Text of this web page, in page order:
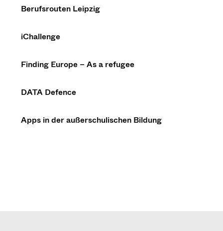
Berufsrouten Leipzig
iChallenge
Finding Europe – As a refugee
DATA Defence
Apps in der außerschulischen Bildung